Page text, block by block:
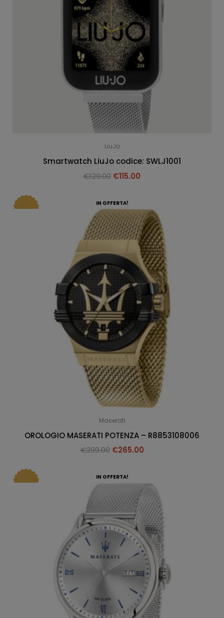
LiuJo
Smartwatch LiuJo codice: SWLJ1001
€129.00 €115.00
IN OFFERTA!
Maserati
OROLOGIO MASERATI POTENZA – R8853108006
€299.00 €265.00
IN OFFERTA!